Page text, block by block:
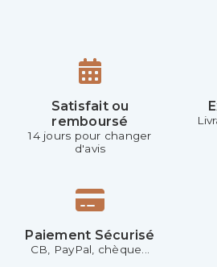
Satisfait ou
remboursé
14 jours pour changer
d'avis
Paiement Sécurisé
CB, PayPal, chèque...